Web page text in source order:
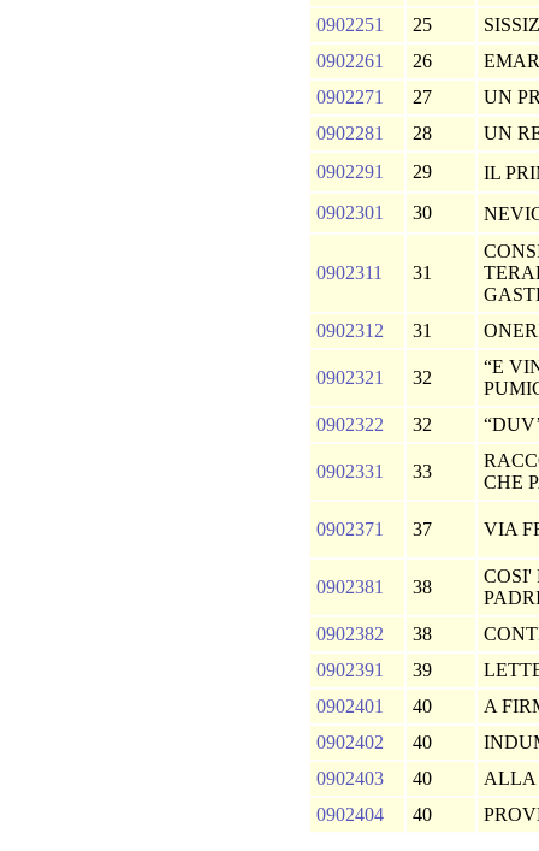
0902251
25
0902261
26
0902271
27
UN
0902281
28
UN
0902291
29
IL
0902301
30
0902311 31
0902312
31
0902321 32
“E
0902322
32
0902331 33
CHE
0902371 37 VIA
0902381 38
COSI'
0902382
38
0902391
39
0902401
40
A
0902402
40
0902403
40
ALLA
0902404
40